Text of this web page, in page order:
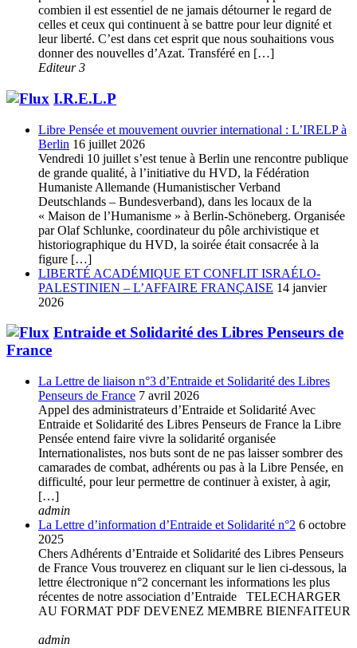
combien il est essentiel de ne jamais détourner le regard de
celles et ceux qui continuent à se battre pour leur dignité et
leur liberté. C’est dans cet esprit que nous souhaitions vous
donner des nouvelles d’Azat. Transféré en […]
Editeur 3
I.R.E.L.P
Libre Pensée et mouvement ouvrier international : L’IRELP à
Berlin 16 juillet 2026
Vendredi 10 juillet s’est tenue à Berlin une rencontre publique
de grande qualité, à l’initiative du HVD, la Fédération
Humaniste Allemande (Humanistischer Verband
Deutschlands – Bundesverband), dans les locaux de la
« Maison de l’Humanisme » à Berlin-Schöneberg. Organisée
par Olaf Schlunke, coordinateur du pôle archivistique et
historiographique du HVD, la soirée était consacrée à la
figure […]
LIBERTÉ ACADÉMIQUE ET CONFLIT ISRAÉLO-
PALESTINIEN – L’AFFAIRE FRANÇAISE 14 janvier
2026
Entraide et Solidarité des Libres Penseurs de
France
La Lettre de liaison n°3 d’Entraide et Solidarité des Libres
Penseurs de France 7 avril 2026
Appel des administrateurs d’Entraide et Solidarité Avec
Entraide et Solidarité des Libres Penseurs de France la Libre
Pensée entend faire vivre la solidarité organisée
Internationalistes, nos buts sont de ne pas laisser sombrer des
camarades de combat, adhérents ou pas à la Libre Pensée, en
difficulté, pour leur permettre de continuer à exister, à agir,
[…]
admin
La Lettre d’information d’Entraide et Solidarité n°2 6 octobre
2025
Chers Adhérents d’Entraide et Solidarité des Libres Penseurs
de France Vous trouverez en cliquant sur le lien ci-dessous, la
lettre électronique n°2 concernant les informations les plus
récentes de notre association d’Entraide TELECHARGER
AU FORMAT PDF DEVENEZ MEMBRE BIENFAITEUR
admin